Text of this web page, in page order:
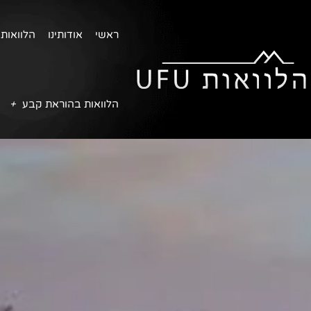
ראשי אודותינו
הלוואות בהוראת קבע